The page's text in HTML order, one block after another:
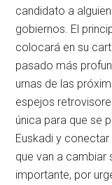
candidato a
gobiernos. El
colocará en su
pasado más
urnas de las
espejos
única para que se
Euskadi y
que van a cambiar
importante, por